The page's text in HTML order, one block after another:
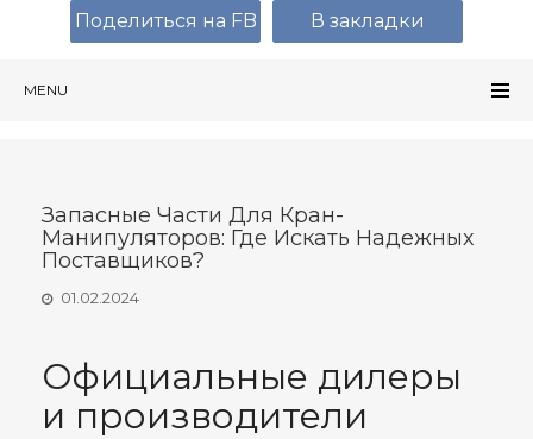
MENU
Запасные Части Для Кран-
Манипуляторов: Где Искать Надежных
Поставщиков?
01.02.2024
Официальные дилеры
и производители
Поделиться на FB В закладки